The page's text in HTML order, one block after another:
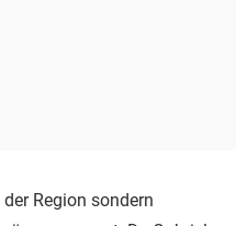
Region sondern